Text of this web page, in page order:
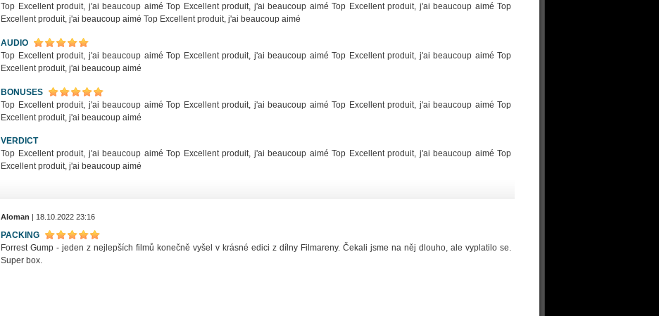
Top Excellent produit, j'ai beaucoup aimé Top Excellent produit, j'ai beaucoup aimé Top Excellent produit, j'ai beaucoup aimé Top
Excellent produit, j'ai beaucoup aimé Top Excellent produit, j'ai beaucoup aimé
AUDIO
Top Excellent produit, j'ai beaucoup aimé Top Excellent produit, j'ai beaucoup aimé Top Excellent produit, j'ai beaucoup aimé Top
Excellent produit, j'ai beaucoup aimé
BONUSES
Top Excellent produit, j'ai beaucoup aimé Top Excellent produit, j'ai beaucoup aimé Top Excellent produit, j'ai beaucoup aimé Top
Excellent produit, j'ai beaucoup aimé
VERDICT
Top Excellent produit, j'ai beaucoup aimé Top Excellent produit, j'ai beaucoup aimé Top Excellent produit, j'ai beaucoup aimé Top
Excellent produit, j'ai beaucoup aimé
Aloman | 18.10.2022 23:16
PACKING
Forrest Gump - jeden z nejlepších filmů konečně vyšel v krásné edici z dílny Filmareny. Čekali jsme na něj dlouho, ale vyplatilo se.
Super box.